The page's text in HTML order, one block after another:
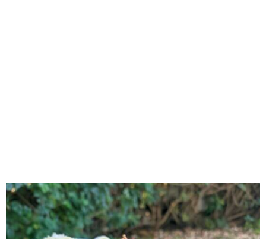
RECOMENDADOS